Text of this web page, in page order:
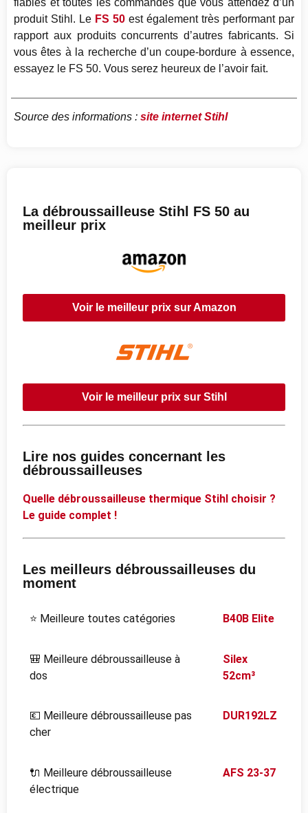
fiables et toutes les commandes que vous attendez d’un
produit Stihl. Le FS 50 est également très performant par
rapport aux produits concurrents d’autres fabricants. Si
vous êtes à la recherche d’un coupe-bordure à essence,
essayez le FS 50. Vous serez heureux de l’avoir fait.
Source des informations : site internet Stihl
La débroussailleuse Stihl FS 50 au
meilleur prix
Voir le meilleur prix sur Amazon
Voir le meilleur prix sur Stihl
Lire nos guides concernant les
débroussailleuses
Quelle débroussailleuse thermique Stihl choisir ?
Le guide complet !
Les meilleurs débroussailleuses du
moment
⭐ Meilleure toutes catégories B40B Elite
🎒 Meilleure débroussailleuse à
dos
Silex
52cm³
💶 Meilleure débroussailleuse pas
cher
DUR192LZ
🔌 Meilleure débroussailleuse
électrique
AFS 23-37